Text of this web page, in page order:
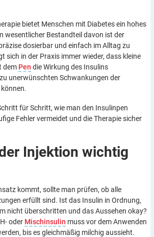
bietet Menschen mit Diabetes ein hohes
wesentlicher Bestandteil davon ist der
dosierbar und einfach im Alltag zu
sich in der Praxis immer wieder, dass kleine
dem Pen die Wirkung des Insulins
unerwünschten Schwankungen der
für Schritt, wie man den Insulinpen
Fehler vermeidet und die Therapie sicher
Injektion wichtig
kommt, sollte man prüfen, ob alle
erfüllt sind. Ist das Insulin in Ordnung,
nicht überschritten und das Aussehen okay?
oder Mischinsulin muss vor dem Anwenden
bis es gleichmäßig milchig aussieht.